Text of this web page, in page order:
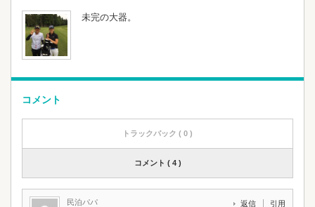
未完の大器。
コメント
トラックバック ( 0 )
コメント ( 4 )
民泊パパ
返信 引用